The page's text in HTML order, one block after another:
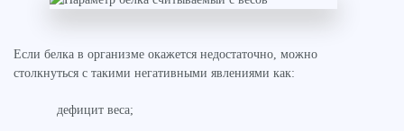
Если белка в организме окажется недостаточно, можно
столкнуться с такими негативными явлениями как:
дефицит веса;